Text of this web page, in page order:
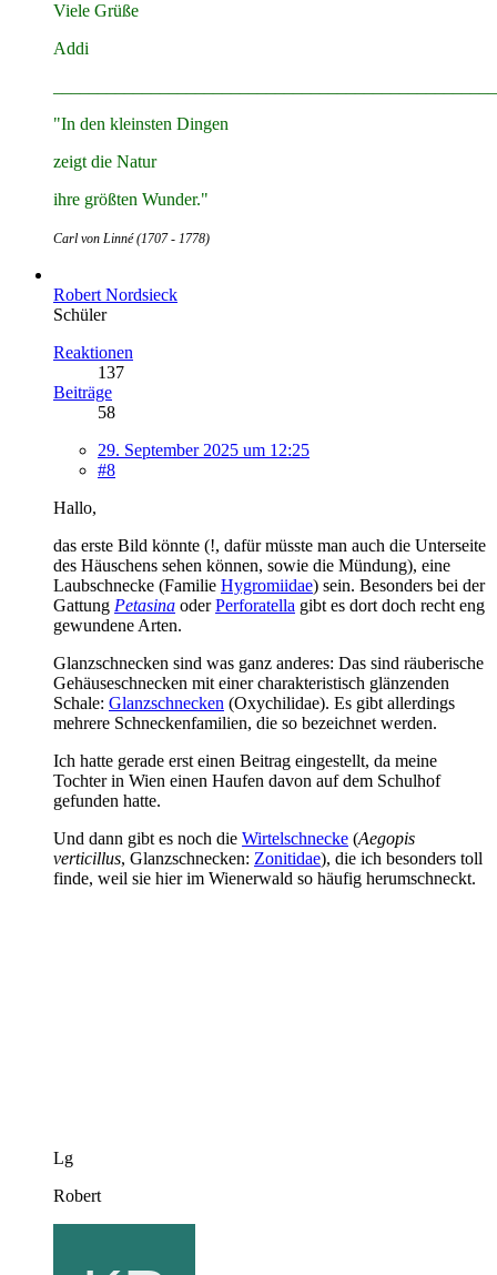
Viele Grüße
Addi
"In den kleinsten Dingen
zeigt die Natur
ihre größten Wunder."
Carl von Linné (1707 - 1778)
Robert Nordsieck
Schüler
Reaktionen
137
Beiträge
58
29. September 2025 um 12:25
#8
Hallo,
das erste Bild könnte (!, dafür müsste man auch die Unterseite
des Häuschens sehen können, sowie die Mündung), eine
Laubschnecke (Familie Hygromiidae) sein. Besonders bei der
Gattung Petasina oderPerforatella gibt es dort doch recht eng
gewundene Arten.
Glanzschnecken sind was ganz anderes: Das sind räuberische
Gehäuseschnecken mit einer charakteristisch glänzenden
Schale: Glanzschnecken (Oxychilidae). Es gibt allerdings
mehrere Schneckenfamilien, die so bezeichnet werden.
Ich hatte gerade erst einen Beitrag eingestellt, da meine
Tochter in Wien einen Haufen davon auf dem Schulhof
gefunden hatte.
Und dann gibt es noch die Wirtelschnecke (Aegopis
verticillus, Glanzschnecken: Zonitidae), die ich besonders toll
finde, weil sie hier im Wienerwald so häufig herumschneckt.
Lg
Robert